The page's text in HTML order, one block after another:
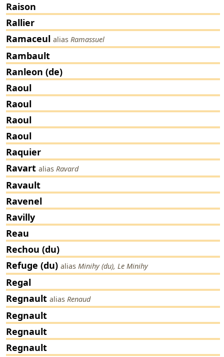
Raison
Rallier
Ramaceul alias Ramassuel
Rambault
Ranleon (de)
Raoul
Raoul
Raoul
Raoul
Raquier
Ravart alias Ravard
Ravault
Ravenel
Ravilly
Reau
Rechou (du)
Refuge (du) alias Minihy (du), Le Minihy
Regal
Regnault alias Renaud
Regnault
Regnault
Regnault